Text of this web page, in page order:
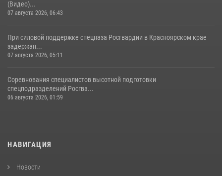
(Видео)...
07 августа 2026, 06:43
При силовой поддержке спецназа Росгвардии в Красноярском крае
задержан...
07 августа 2026, 05:11
Соревнования специалистов высотной подготовки
спецподразделений Росгва...
06 августа 2026, 01:59
НАВИГАЦИЯ
Новости